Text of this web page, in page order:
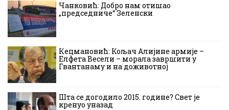
Чанковић: Добро нам отишао
„председниче“ Зеленски
Кецмановић: Кољач Алијине армије –
Елфета Весели – морала завршити у
Гвантанаму и на доживотној
Шта се догодило 2015. године? Свет је
кренуо уназад